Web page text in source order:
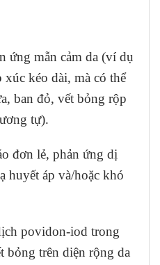
ứng mẫn cảm da (ví dụ
kéo dài, mà có thể
ban đỏ, vết bỏng rộp
tự).
đơn lẻ, phản ứng dị
huyết áp và/hoặc khó
povidon-iod trong
bỏng trên diện rộng da